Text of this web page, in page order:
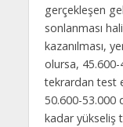
gerçekleşen
sonlanması
kazanılması,
olursa,
tekrardan test
50.600-53.000
kadar yükseliş